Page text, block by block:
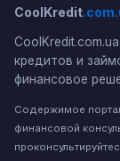
CoolKredit
кредитов и
финансовое
Содержимое
финансовой